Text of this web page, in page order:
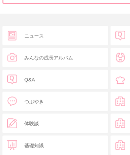
ニュース
みんなの成長アルバム
Q&A
つぶやき
体験談
基礎知識